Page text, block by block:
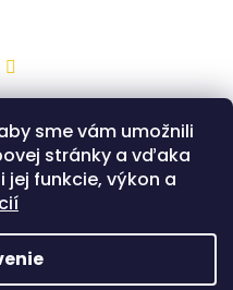
sme vám umožnili
stránky a vďaka
jej funkcie, výkon a
Facebook
v tvare stredného štítu
draka. Na zadnej
štít drží. Možnosť výberu
alebo Bojovník.